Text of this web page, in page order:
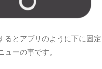
るとアプリのように下に固
ーの事です。